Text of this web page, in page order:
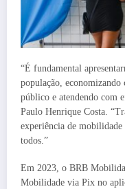
“É fundamental
população,
público e atendendo com
Paulo Henrique Costa.
experiência de
todos.”
Em 2023, o BRB
Mobilidade via Pix no